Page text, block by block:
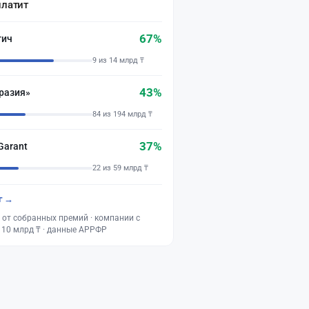
67%
9 из 14 млрд ₸
43%
84 из 194 млрд ₸
37%
22 из 59 млрд ₸
→
собранных премий · компании с
млрд ₸ · данные АРРФР